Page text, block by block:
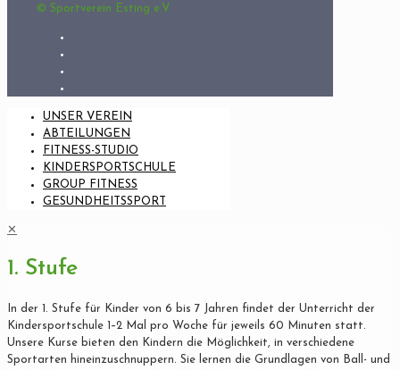
© Sportverein Esting e.V.
UNSER VEREIN
ABTEILUNGEN
FITNESS-STUDIO
KINDERSPORTSCHULE
GROUP FITNESS
GESUNDHEITSSPORT
✕
1. Stufe
In der 1. Stufe für Kinder von 6 bis 7 Jahren findet der Unterricht der
Kindersportschule 1–2 Mal pro Woche für jeweils 60 Minuten statt.
Unsere Kurse bieten den Kindern die Möglichkeit, in verschiedene
Sportarten hineinzuschnuppern. Sie lernen die Grundlagen von Ball- und